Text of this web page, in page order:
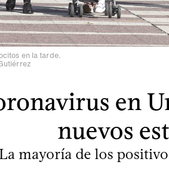
en la tarde.
en
nuevos
La mayoría de los